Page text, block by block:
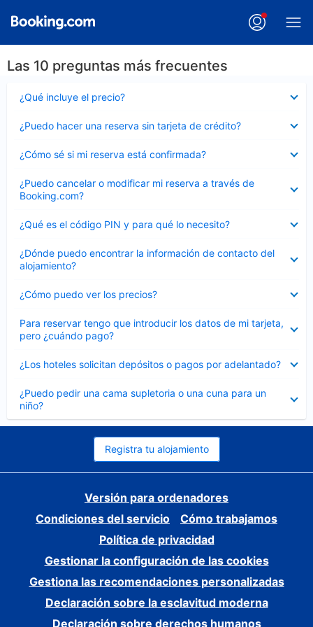
Las 10 preguntas más frecuentes
¿Qué incluye el precio?
cerrado
¿Puedo hacer una reserva sin tarjeta de crédito?
cerrado
¿Cómo sé si mi reserva está confirmada?
cerrado
¿Puedo cancelar o modificar mi reserva a través de
Booking.com?
cerrado
¿Qué es el código PIN y para qué lo necesito?
cerrado
¿Dónde puedo encontrar la información de contacto del
alojamiento?
cerrado
¿Cómo puedo ver los precios?
cerrado
Para reservar tengo que introducir los datos de mi tarjeta,
pero ¿cuándo pago?
cerrado
¿Los hoteles solicitan depósitos o pagos por adelantado?
cerrado
¿Puedo pedir una cama supletoria o una cuna para un
niño?
cerrado
Registra tu alojamiento
Versión para ordenadores
Condiciones del servicio
Cómo trabajamos
Política de privacidad
Gestionar la configuración de las cookies
Gestiona las recomendaciones personalizadas
Declaración sobre la esclavitud moderna
Declaración sobre derechos humanos